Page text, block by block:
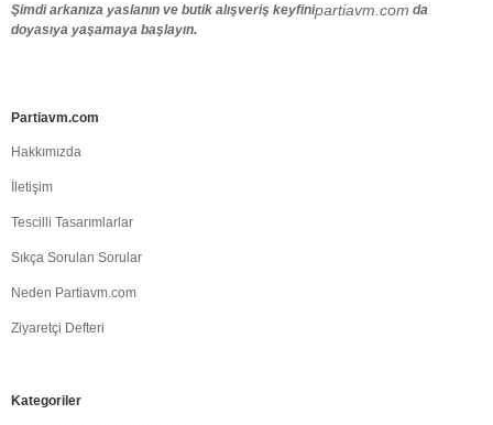
Şimdi arkanıza yaslanın ve butik alışveriş keyfinipartiavm.com da
doyasıya yaşamaya başlayın.
Partiavm.com
Hakkımızda
İletişim
Tescilli Tasarımlarlar
Sıkça Sorulan Sorular
Neden Partiavm.com
Ziyaretçi Defteri
Kategoriler